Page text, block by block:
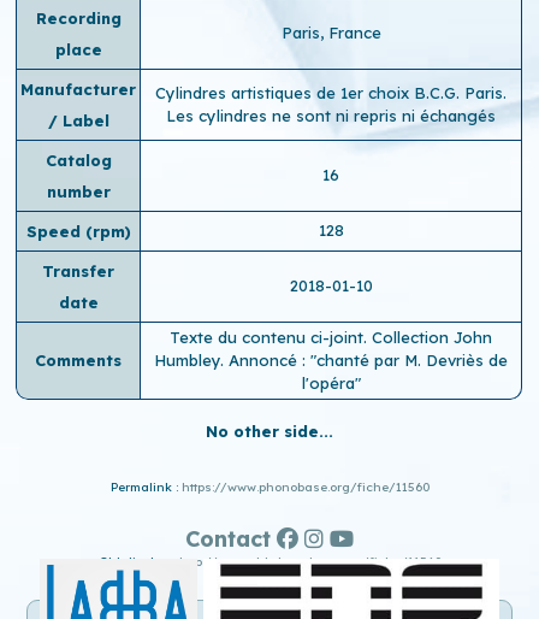
Recording
place
Paris, France
Manufacturer
/ Label
Cylindres artistiques de 1er choix B.C.G. Paris.
Les cylindres ne sont ni repris ni échangés
Catalog
number
16
Speed ​​(rpm) 128
Transfer
date
2018-01-10
Comments
Texte du contenu ci-joint. Collection John
Humbley. Annoncé : "chanté par M. Devriès de
l'opéra"
No other side...
Permalink : https://www.phonobase.org/fiche/11560
Old display : http://www.old.phonobase.org/fiche/11560
Contact